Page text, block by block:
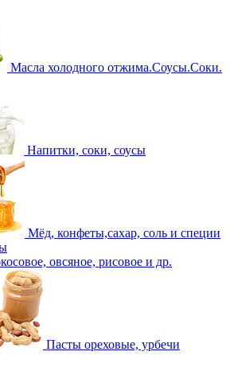
Масла холодного отжима.Соусы.Соки.
Напитки, соки, соусы
Мёд, конфеты,сахар, соль и специи
овсяное, рисовое и др.
Пасты ореховые, урбечи